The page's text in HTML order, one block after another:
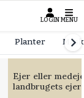
LOGIN MENU
Planter
Ejer eller
landbrugets